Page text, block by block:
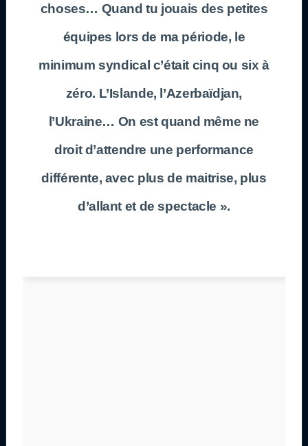
choses… Quand tu jouais des petites
équipes lors de ma période, le
minimum syndical c’était cinq ou six à
zéro. L’Islande, l’Azerbaïdjan,
l’Ukraine… On est quand même ne
droit d’attendre une performance
différente, avec plus de maitrise, plus
d’allant et de spectacle ».